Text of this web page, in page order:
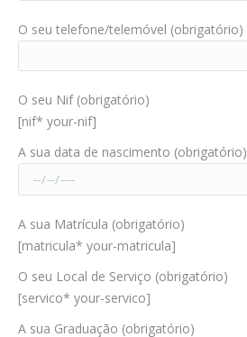
O seu telefone/telemóvel (obrigatório)
O seu Nif (obrigatório)
[nif* your-nif]
A sua data de nascimento (obrigatório)
A sua Matrícula (obrigatório)
[matricula* your-matricula]
O seu Local de Serviço (obrigatório)
[servico* your-servico]
A sua Graduação (obrigatório)